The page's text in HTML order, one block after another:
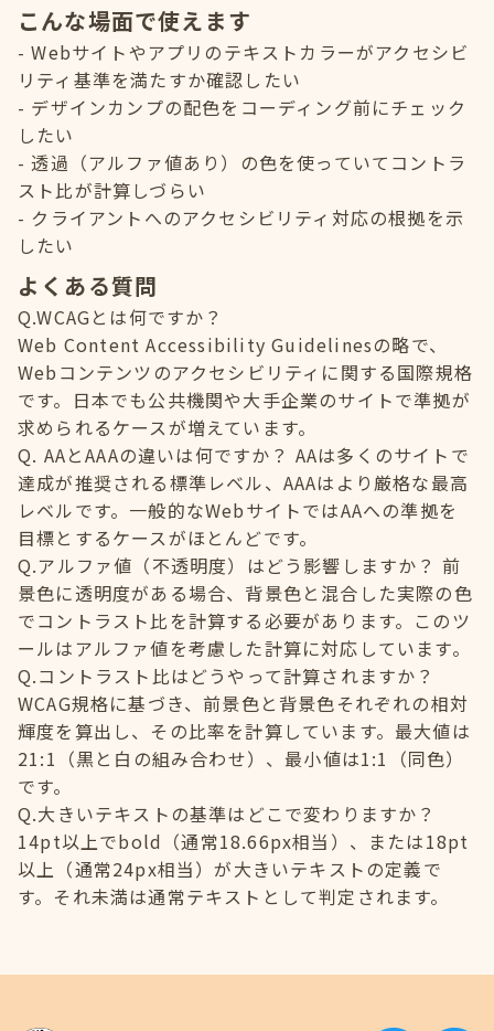
こんな場面で使えます
Webサイトやアプリのテキストカラーがアクセシビ
リティ基準を満たすか確認したい
デザインカンプの配色をコーディング前にチェック
したい
透過（アルファ値あり）の色を使っていてコントラ
スト比が計算しづらい
クライアントへのアクセシビリティ対応の根拠を示
したい
よくある質問
Q.WCAGとは何ですか？
Web Content Accessibility Guidelinesの略で、
Webコンテンツのアクセシビリティに関する国際規格
です。日本でも公共機関や大手企業のサイトで準拠が
求められるケースが増えています。
Q. AAとAAAの違いは何ですか？ AAは多くのサイトで
達成が推奨される標準レベル、AAAはより厳格な最高
レベルです。一般的なWebサイトではAAへの準拠を
目標とするケースがほとんどです。
Q.アルファ値（不透明度）はどう影響しますか？ 前
景色に透明度がある場合、背景色と混合した実際の色
でコントラスト比を計算する必要があります。このツ
ールはアルファ値を考慮した計算に対応しています。
Q.コントラスト比はどうやって計算されますか？
WCAG規格に基づき、前景色と背景色それぞれの相対
輝度を算出し、その比率を計算しています。最大値は
21:1（黒と白の組み合わせ）、最小値は1:1（同色）
です。
Q.大きいテキストの基準はどこで変わりますか？
14pt以上でbold（通常18.66px相当）、または18pt
以上（通常24px相当）が大きいテキストの定義で
す。それ未満は通常テキストとして判定されます。